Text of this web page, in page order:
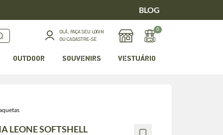
BLOG
OLÁ, FAÇA SEU LOGIN
OU CADASTRE-SE
0
OUTDOOR SOUVENIRS VESTUÁRIO
LEONE SOFTSHELL